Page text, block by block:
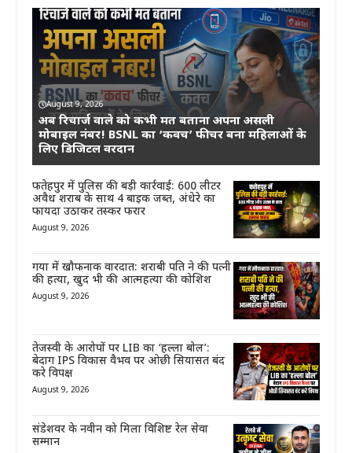
August 9, 2026
अब रिचार्ज वाले को कभी मत बताना अपना असली
मोबाइल नंबर! BSNL का ‘कवच’ फीचर बना महिलाओं के
लिए डिजिटल वरदान
फतेहपुर में पुलिस की बड़ी कार्रवाई: 600 लीटर
अवैध शराब के साथ 4 बाइक जब्त, अंधेरे का
फायदा उठाकर तस्कर फरार
August 9, 2026
गया में खौफनाक वारदात: शराबी पति ने की पत्नी
की हत्या, खुद भी की आत्महत्या की कोशिश
August 9, 2026
तेजस्वी के आरोपों पर LIB का ‘हल्ला बोल’:
बेदाग IPS विकास वैभव पर ओछी सियासत बंद
करे विपक्ष
August 9, 2026
संडेशवर के नवीन को मिला विशिष्ट रेल सेवा
सम्मान